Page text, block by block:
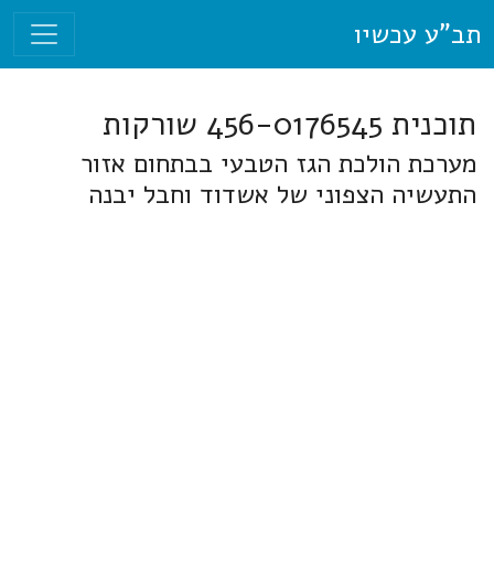
תב"ע עכשיו
תוכנית 456-0176545 שורקות
מערכת הולכת הגז הטבעי בבתחום אזור
התעשיה הצפוני של אשדוד וחבל יבנה